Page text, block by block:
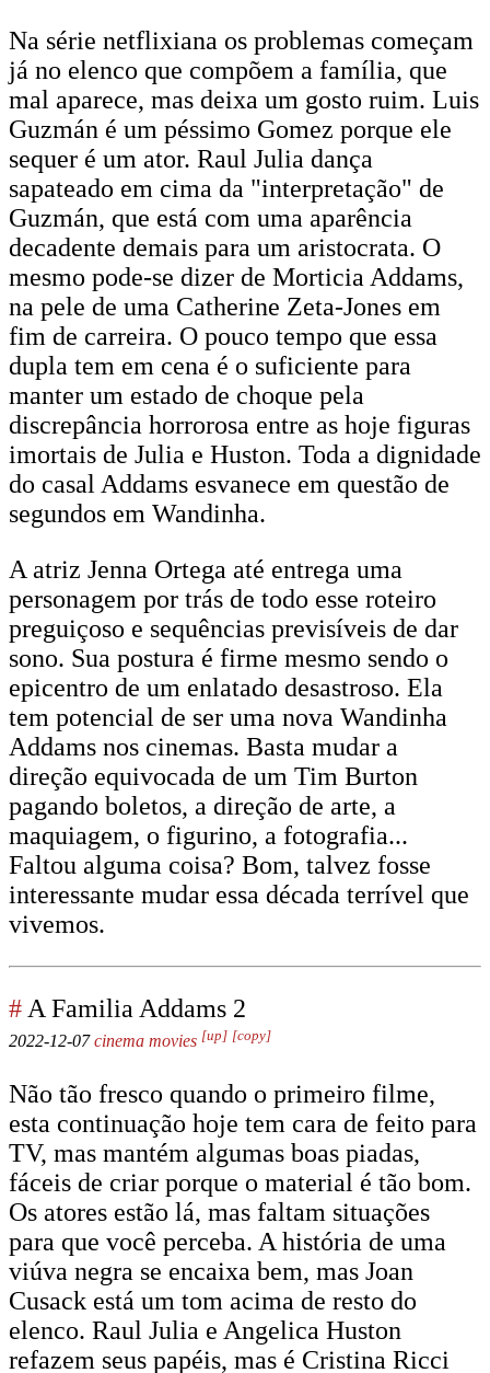
Na série netflixiana os problemas começam
já no elenco que compõem a família, que
mal aparece, mas deixa um gosto ruim. Luis
Guzmán é um péssimo Gomez porque ele
sequer é um ator. Raul Julia dança
sapateado em cima da "interpretação" de
Guzmán, que está com uma aparência
decadente demais para um aristocrata. O
mesmo pode-se dizer de Morticia Addams,
na pele de uma Catherine Zeta-Jones em
fim de carreira. O pouco tempo que essa
dupla tem em cena é o suficiente para
manter um estado de choque pela
discrepância horrorosa entre as hoje figuras
imortais de Julia e Huston. Toda a dignidade
do casal Addams esvanece em questão de
segundos em Wandinha.
A atriz Jenna Ortega até entrega uma
personagem por trás de todo esse roteiro
preguiçoso e sequências previsíveis de dar
sono. Sua postura é firme mesmo sendo o
epicentro de um enlatado desastroso. Ela
tem potencial de ser uma nova Wandinha
Addams nos cinemas. Basta mudar a
direção equivocada de um Tim Burton
pagando boletos, a direção de arte, a
maquiagem, o figurino, a fotografia...
Faltou alguma coisa? Bom, talvez fosse
interessante mudar essa década terrível que
vivemos.
# A Familia Addams 2
2022-12-07cinema movies [up] [copy]
Não tão fresco quando o primeiro filme,
esta continuação hoje tem cara de feito para
TV, mas mantém algumas boas piadas,
fáceis de criar porque o material é tão bom.
Os atores estão lá, mas faltam situações
para que você perceba. A história de uma
viúva negra se encaixa bem, mas Joan
Cusack está um tom acima de resto do
elenco. Raul Julia e Angelica Huston
refazem seus papéis, mas é Cristina Ricci